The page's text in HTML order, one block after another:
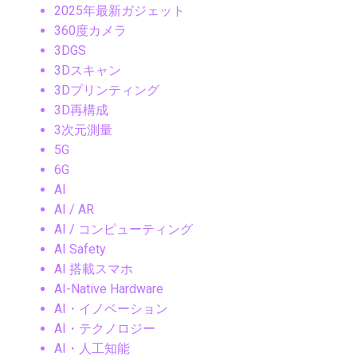
2025年最新ガジェット
360度カメラ
3DGS
3Dスキャン
3Dプリンティング
3D再構成
3次元測量
5G
6G
AI
AI / AR
AI / コンピューティング
AI Safety
AI 搭載スマホ
AI-Native Hardware
AI・イノベーション
AI・テクノロジー
AI・人工知能